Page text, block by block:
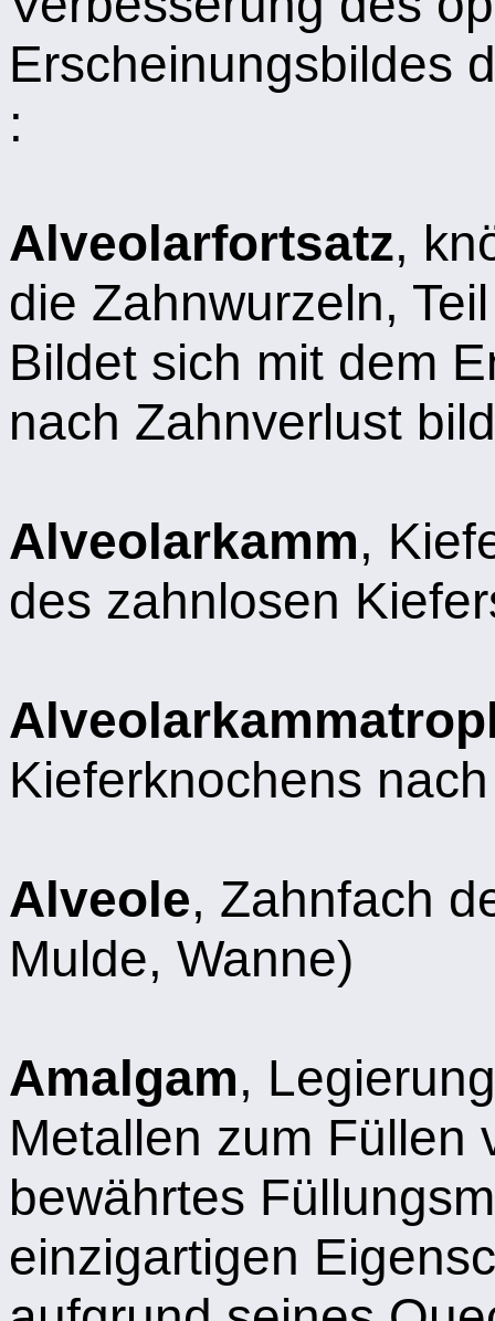
Erscheinungsbildes
:
Alveolarfortsatz,
die Zahnwurzeln,
Bildet sich mit dem
nach Zahnverlust
Alveolarkamm,
des zahnlosen
Kieferknochens
Alveole, Zahnfach
Mulde, Wanne)
Amalgam,
Metallen zum Füllen
bewährtes
einzigartigen